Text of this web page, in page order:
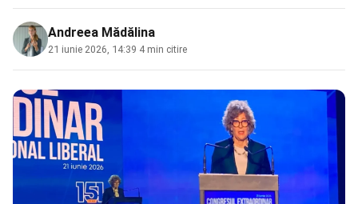
Andreea Mădălina
21 iunie 2026, 14:39 4 min citire